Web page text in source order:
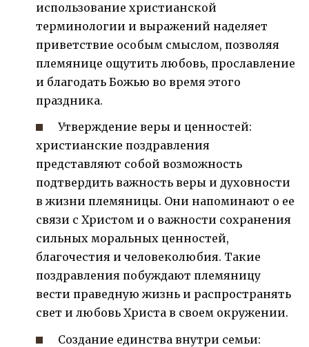
использование христианской
терминологии и выражений наделяет
приветствие особым смыслом, позволяя
племянице ощутить любовь, прославление
и благодать Божью во время этого
праздника.
Утверждение веры и ценностей:
христианские поздравления
представляют собой возможность
подтвердить важность веры и духовности
в жизни племяницы. Они напоминают о ее
связи с Христом и о важности сохранения
сильных моральных ценностей,
благочестия и человеколюбия. Такие
поздравления побуждают племяницу
вести праведную жизнь и распространять
свет и любовь Христа в своем окружении.
Создание единства внутри семьи: